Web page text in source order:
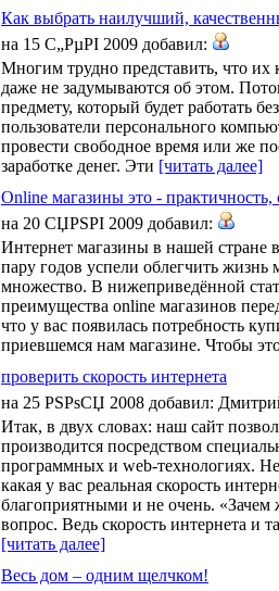
Как выбрать наилучший,
на 15 С„РµРІ 2009 добавил:
Многим трудно представить, что их
даже не задумываются об этом.
предмету, который будет работать
пользователи персонального
провести свободное время или же
заработке денег. Эти [читать далее]
Online магазины это - практичность,
на 20 СЏРЅРІ 2009 добавил:
Интернет магазины в нашей стране
пару годов успели облегчить
множество. В нижеприведённой
преимущества оnline магазинов
что у вас появилась потребность
приевшемся нам магазине. Чтобы
проверить скорость интернета
на 25 РЅРѕСЏ 2008 добавил:
Итак, в двух словах: наш сайт
производится посредством
программных и web-технологиях.
какая у вас реальная скорость
благоприятными и не очень.
вопрос. Ведь скорость интернета и
[читать далее]
Весь дом – одним щелчком!